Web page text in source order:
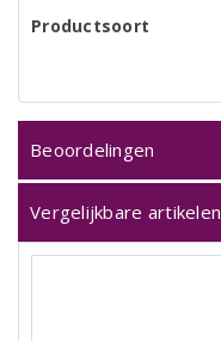
Productsoort
Beoordelingen
Vergelijkbare artikelen